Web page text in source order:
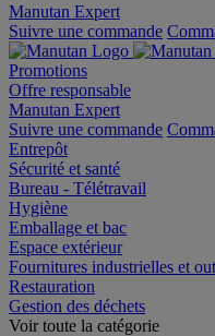
Manutan Expert
Suivre une commande
Promotions
Offre responsable
Manutan Expert
Suivre une commande
Entrepôt
Sécurité et santé
Bureau - Télétravail
Hygiène
Emballage et bac
Espace extérieur
Fournitures industrielles et
Restauration
Gestion des déchets
Voir toute la catégorie